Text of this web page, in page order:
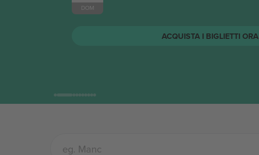
DOM
ACQUISTA I BIGLIETTI ORA